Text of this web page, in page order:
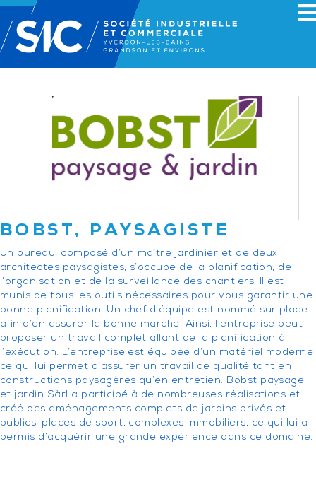
BOBST, PAYSAGISTE
Un bureau, composé d’un maître jardinier et de deux
architectes paysagistes, s’occupe de la planification, de
l’organisation et de la surveillance des chantiers. Il est
munis de tous les outils nécessaires pour vous garantir une
bonne planification. Un chef d’équipe est nommé sur place
afin d’en assurer la bonne marche. Ainsi, l’entreprise peut
proposer un travail complet allant de la planification à
l’exécution. L’entreprise est équipée d’un matériel moderne
ce qui lui permet d’assurer un travail de qualité tant en
constructions paysagères qu’en entretien. Bobst paysage
et jardin Sàrl a participé à de nombreuses réalisations et
créé des aménagements complets de jardins privés et
publics, places de sport, complexes immobiliers, ce qui lui a
permis d’acquérir une grande expérience dans ce domaine.